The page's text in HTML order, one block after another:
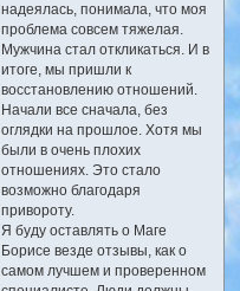
надеялась, понимала, что моя
проблема совсем тяжелая.
Мужчина стал откликаться. И в
итоге, мы пришли к
восстановлению отношений.
Начали все сначала, без
оглядки на прошлое. Хотя мы
были в очень плохих
отношениях. Это стало
возможно благодаря
привороту.
Я буду оставлять о Маге
Борисе везде отзывы, как о
самом лучшем и проверенном